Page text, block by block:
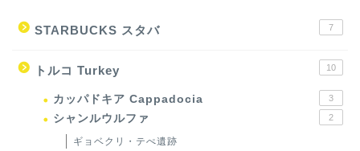
STARBUCKS スタバ 7
トルコ Turkey 10
カッパドキア Cappadocia 3
シャンルウルファ 2
ギョベクリ・テぺ遺跡